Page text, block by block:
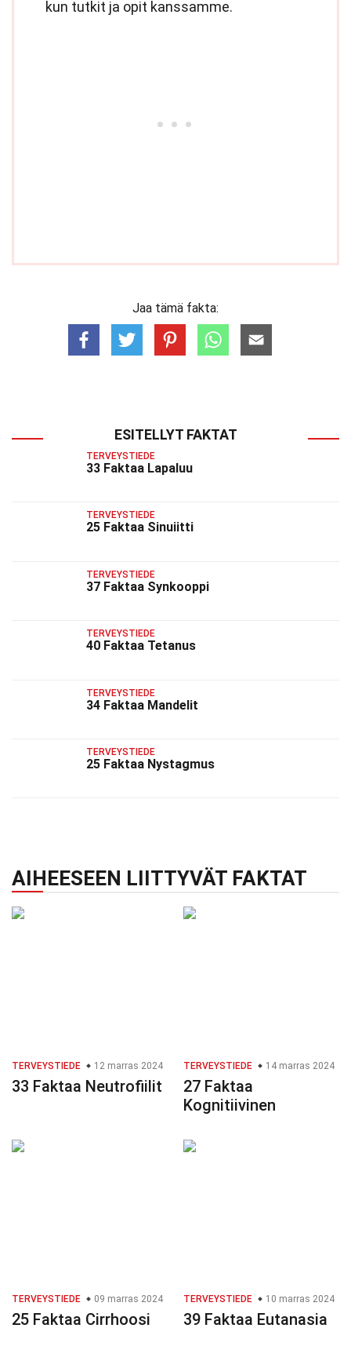
kun tutkit ja opit kanssamme.
Jaa tämä fakta:
ESITELLYT FAKTAT
TERVEYSTIEDE
33 Faktaa Lapaluu
TERVEYSTIEDE
25 Faktaa Sinuiitti
TERVEYSTIEDE
37 Faktaa Synkooppi
TERVEYSTIEDE
40 Faktaa Tetanus
TERVEYSTIEDE
34 Faktaa Mandelit
TERVEYSTIEDE
25 Faktaa Nystagmus
AIHEESEEN LIITTYVÄT FAKTAT
TERVEYSTIEDE 12 marras 2024
33 Faktaa Neutrofiilit
TERVEYSTIEDE 14 marras 2024
27 Faktaa
Kognitiivinen
TERVEYSTIEDE 09 marras 2024
25 Faktaa Cirrhoosi
TERVEYSTIEDE 10 marras 2024
39 Faktaa Eutanasia